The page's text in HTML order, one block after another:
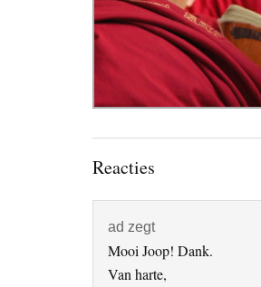
Lees
Reacties
ad zegt
Mooi Joop! Dank.
Van harte,